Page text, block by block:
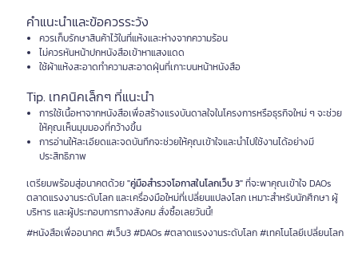
คำแนะนำและข้อควรระวัง
ควรเก็บรักษาสินค้าไว้ในที่แห้งและห่างจากความร้อน
ไม่ควรหันหน้าปกหนังสือเข้าหาแสงแดด
ใช้ผ้าแห้งสะอาดทำความสะอาดฝุ่นที่เกาะบนหน้าหนังสือ
Tip. เทคนิคเล็กๆ ที่แนะนำ
การใช้เนื้อหาจากหนังสือเพื่อสร้างแรงบันดาลใจในโครงการหรือธุรกิจใหม่ ๆ จะช่วย
ให้คุณเห็นมุมมองที่กว้างขึ้น
การอ่านให้ละเอียดและจดบันทึกจะช่วยให้คุณเข้าใจและนำไปใช้งานได้อย่างมี
ประสิทธิภาพ
เตรียมพร้อมสู่อนาคตด้วย"คู่มือสำรวจโอกาสในโลกเว็บ 3"ที่จะพาคุณเข้าใจ DAOs
ตลาดแรงงานระดับโลก และเครื่องมือใหม่ที่เปลี่ยนแปลงโลก เหมาะสำหรับนักศึกษา ผู้
บริหาร และผู้ประกอบการทางสังคม สั่งซื้อเลยวันนี้!
#หนังสือเพื่ออนาคต #เว็บ3 #DAOs #ตลาดแรงงานระดับโลก #เทคโนโลยีเปลี่ยนโลก